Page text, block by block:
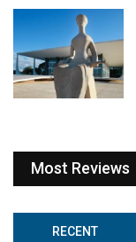
Most Reviews
RECENT